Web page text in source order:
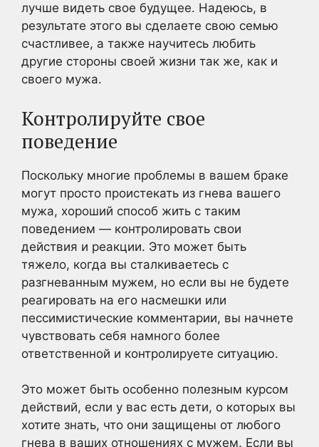
лучше видеть свое будущее. Надеюсь, в
результате этого вы сделаете свою семью
счастливее, а также научитесь любить
другие стороны своей жизни так же, как и
своего мужа.
Контролируйте свое
поведение
Поскольку многие проблемы в вашем браке
могут просто проистекать из гнева вашего
мужа, хороший способ жить с таким
поведением — контролировать свои
действия и реакции. Это может быть
тяжело, когда вы сталкиваетесь с
разгневанным мужем, но если вы не будете
реагировать на его насмешки или
пессимистические комментарии, вы начнете
чувствовать себя намного более
ответственной и контролируете ситуацию.
Это может быть особенно полезным курсом
действий, если у вас есть дети, о которых вы
хотите знать, что они защищены от любого
гнева в ваших отношениях с мужем. Если вы